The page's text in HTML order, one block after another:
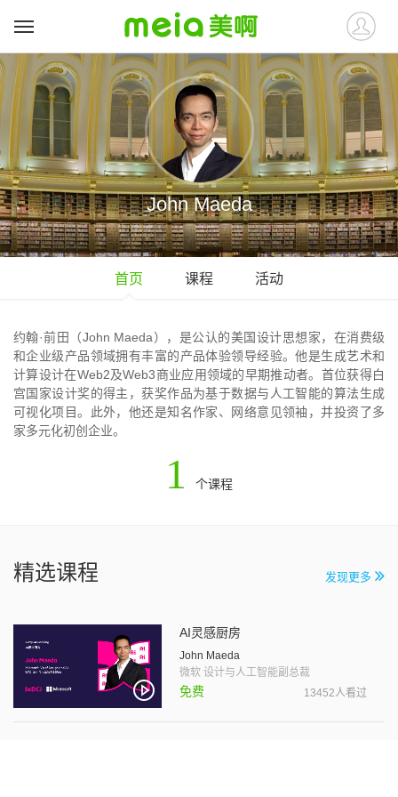
John Maeda
首页 课程 活动
约翰·前田（John Maeda），是公认的美国设计思想家，在消费级
和企业级产品领域拥有丰富的产品体验领导经验。他是生成艺术和
计算设计在Web2及Web3商业应用领域的早期推动者。首位获得白
宫国家设计奖的得主，获奖作品为基于数据与人工智能的算法生成
可视化项目。此外，他还是知名作家、网络意见领袖，并投资了多
家多元化初创企业。
1 个课程
精选课程 发现更多
AI灵感厨房
John Maeda
微软 设计与人工智能副总裁
免费 13452人看过